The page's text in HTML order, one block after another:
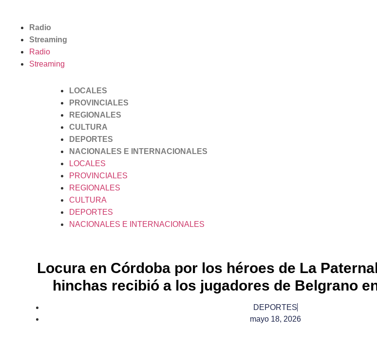
Radio
Streaming
Radio
Streaming
LOCALES
PROVINCIALES
REGIONALES
CULTURA
DEPORTES
NACIONALES E INTERNACIONALES
LOCALES
PROVINCIALES
REGIONALES
CULTURA
DEPORTES
NACIONALES E INTERNACIONALES
​Locura en Córdoba por los héroes de La
hinchas recibió a los jugadores de Belgrano
DEPORTES
mayo 18, 2026